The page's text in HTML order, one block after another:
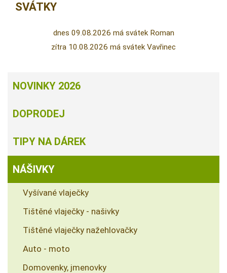
SVÁTKY
dnes 09.08.2026 má svátek Roman
zítra 10.08.2026 má svátek Vavřinec
NOVINKY 2026
DOPRODEJ
TIPY NA DÁREK
NÁŠIVKY
Vyšívané vlaječky
Tištěné vlaječky - našivky
Tištěné vlaječky nažehlovačky
Auto - moto
Domovenky, jmenovky